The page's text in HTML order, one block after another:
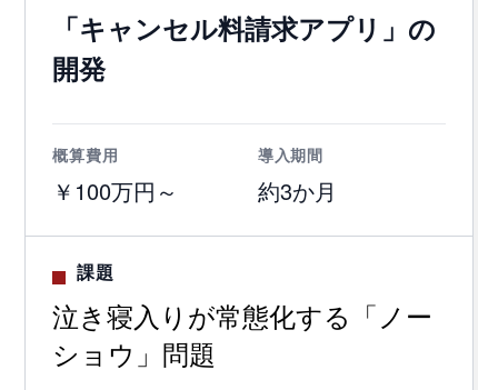
「キャンセル料請求アプリ」の
開発
概算費用
￥100万円～
導入期間
約3か月
課題
泣き寝入りが常態化する「ノー
ショウ」問題